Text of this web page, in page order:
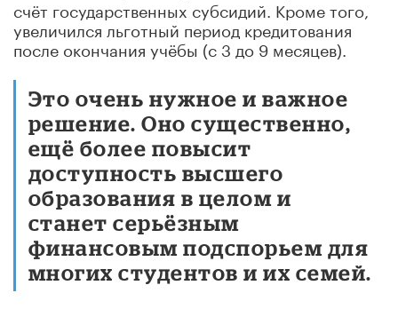
счёт государственных субсидий. Кроме того,
увеличился льготный период кредитования
после окончания учёбы (с 3 до 9 месяцев).
Это очень нужное и важное
решение. Оно существенно,
ещё более повысит
доступность высшего
образования в целом и
станет серьёзным
финансовым подспорьем для
многих студентов и их семей.